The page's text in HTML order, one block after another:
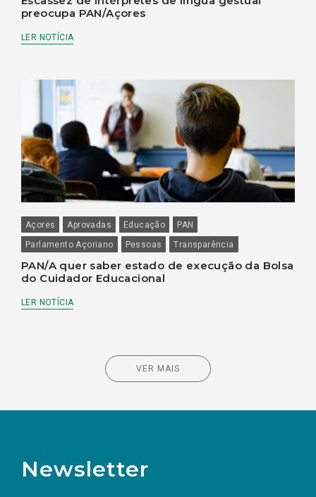
preocupa PAN/Açores
LER NOTÍCIA
Açores Aprovadas Educação
PAN
Parlamento Açoriano
Pessoas Transparência
PAN/A quer saber estado de execução da Bolsa
do Cuidador Educacional
LER NOTÍCIA
VER MAIS
Newsletter